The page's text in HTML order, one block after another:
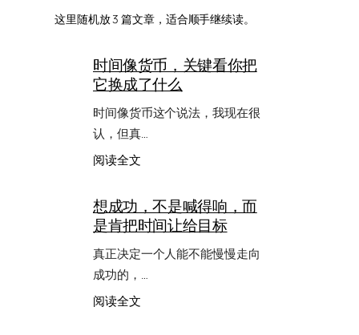
这里随机放 3 篇文章，适合顺手继续读。
时间像货币，关键看你把
它换成了什么
时间像货币这个说法，我现在很
认，但真…
阅读全文：
像
货
币，
关
你
想成功，不是喊得响，而
是肯把时间让给目标
真正决定一个人能不能慢慢走向
成功的，…
阅读全文：